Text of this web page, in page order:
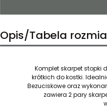
Opis/Tabela
Komplet skarpet stopki
krótkich do kostki.
Bezuciskowe oraz
zawiera 2 pary